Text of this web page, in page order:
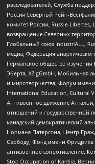
расследователей, Служба
Россия Северный Рейн-
комитет России, Russie-Libertes,
возвращение Северных
Глобальный союз IndustriALL,
медиа, Федерация
Германское общество
Эберта, XZ gGmbH, Мобильная
и миротворчества, Форум
International Education, Cultural
Антивоенное движение
отношений и государственной
канадский демократический
Нормана Патерсона, Центр
Свободу, Фонд имени Фридриха
антивоенное сопротивление,
Stop Occupation of Karelia,